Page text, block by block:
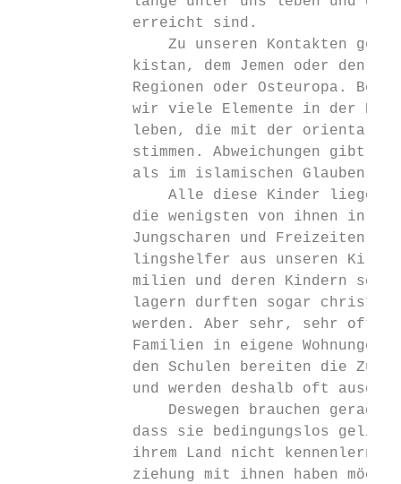
             erreicht sind.
Zu unseren Kontakten
kistan, dem Jemen oder den
Regionen oder Osteuropa. Bei
wir viele Elemente in der
leben, die mit der
stimmen. Abweichungen gibt
             als im islamischen Glauben.
Alle diese Kinder liegen
die wenigsten von ihnen in
Jungscharen und Freizeiten.
lingshelfer aus unseren
milien und deren Kindern
lagern durften sogar
werden. Aber sehr, sehr oft
Familien in eigene Wohnungen
den Schulen bereiten die
und werden deshalb oft
Deswegen brauchen gerade
dass sie bedingungslos
ihrem Land nicht
ziehung mit ihnen haben